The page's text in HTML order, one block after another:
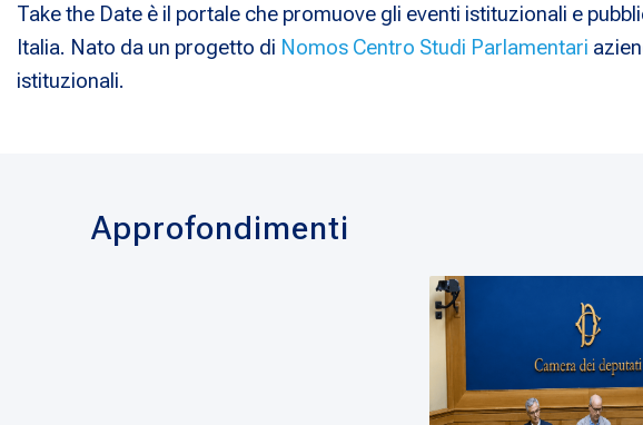
Take the Date è il portale che promuove gli eventi istituzionali e
Italia. Nato da un progetto di Nomos Centro Studi Parlamentari
istituzionali.
Approfondimenti